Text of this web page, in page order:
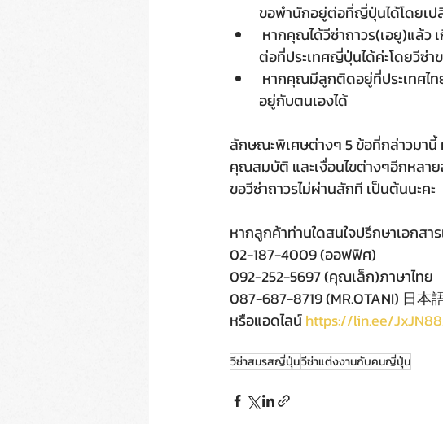
ขอพำนักอยู่ต่อที่ญี่ปุ่นได้โดยเ
ต่อที่ประเทศญี่ปุ่นได้ค่ะโดยวีซ่
อยู่กับตนเองได้
ลักษณะพิเศษต่างๆ 5 ข้อที่กล่าวมานี้
คุณสมบัติ และเงื่อนไขต่างๆอีกหลา
ขอวีซ่าถาวรไม่ผ่านสักที เป็นต้นนะคะ
หากลูกค้าท่านใดสนใจปรึกษาเอกส
02-187-4009 (ออฟฟิศ)
092-252-5697 (คุณเล็ก)ภาษาไทย
087-687-8719 (MR.OTANI) 日本
หรือแอดไลน์ https://lin.ee/
วีซ่าสมรสญี่ปุ่นวีซ่าแต่งงานกับคนญี่ปุ่น